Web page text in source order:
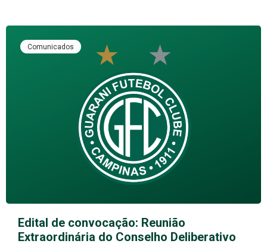
Comunicados
Edital de convocação: Reunião
Extraordinária do Conselho Deliberativo